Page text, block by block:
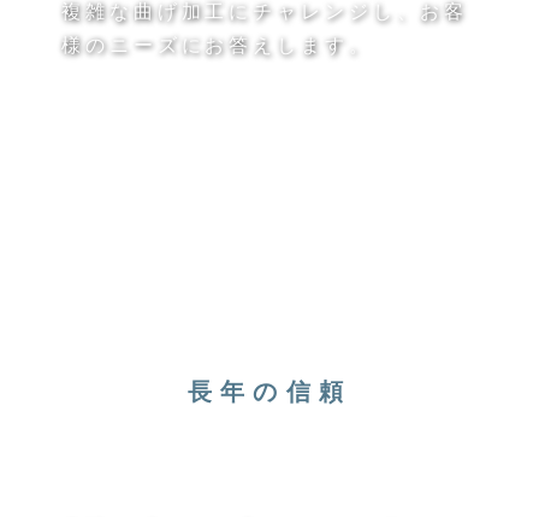
複雑な曲げ加工にチャレンジし、お客
様のニーズにお答えします。
長年の信頼